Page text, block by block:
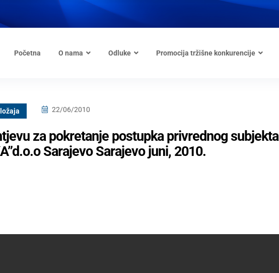
Početna O nama Odluke Promocija tržišne konkurencije
22/06/2010
za pokretanje postupka privrednog subjekta
Sarajevo Sarajevo juni, 2010.